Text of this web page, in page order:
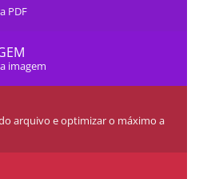
PDF
imagem
arquivo e optimizar o máximo a